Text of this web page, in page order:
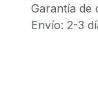
Garantía de
Envío: 2-3